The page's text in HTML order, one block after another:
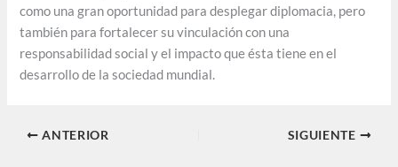
como una gran oportunidad para desplegar diplomacia, pero
también para fortalecer su vinculación con una
responsabilidad social y el impacto que ésta tiene en el
desarrollo de la sociedad mundial.
ANTERIOR SIGUIENTE